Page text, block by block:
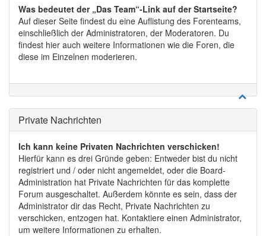
Was bedeutet der „Das Team“-Link auf der Startseite?
Auf dieser Seite findest du eine Auflistung des Forenteams,
einschließlich der Administratoren, der Moderatoren. Du
findest hier auch weitere Informationen wie die Foren, die
diese im Einzelnen moderieren.
Private Nachrichten
Ich kann keine Privaten Nachrichten verschicken!
Hierfür kann es drei Gründe geben: Entweder bist du nicht
registriert und / oder nicht angemeldet, oder die Board-
Administration hat Private Nachrichten für das komplette
Forum ausgeschaltet. Außerdem könnte es sein, dass der
Administrator dir das Recht, Private Nachrichten zu
verschicken, entzogen hat. Kontaktiere einen Administrator,
um weitere Informationen zu erhalten.